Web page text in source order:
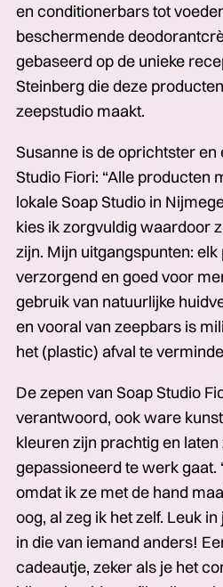
en conditionerbars tot
beschermende
gebaseerd op de unieke
Steinberg die deze
zeepstudio maakt.
Susanne is de oprichtster en
Studio Fiori: “Alle producten
lokale Soap Studio in
kies ik zorgvuldig waardoor
zijn. Mijn uitgangspunten:
verzorgend en goed voor
gebruik van natuurlijke
en vooral van zeepbars is
het (plastic) afval te
De zepen van Soap Studio
verantwoord, ook ware
kleuren zijn prachtig en
gepassioneerd te werk gaat.
omdat ik ze met de hand
oog, al zeg ik het zelf. Leuk
in die van iemand anders!
cadeautje, zeker als je het